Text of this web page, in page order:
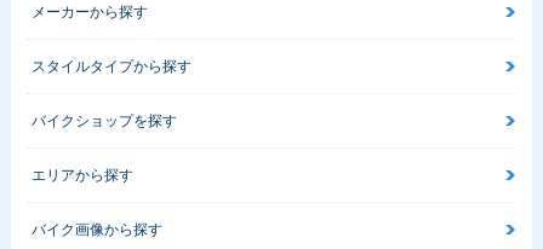
メーカーから探す
スタイルタイプから探す
バイクショップを探す
エリアから探す
バイク画像から探す